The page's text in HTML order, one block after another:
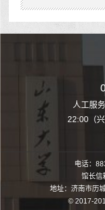
至周日8:00-
园校区图书馆
人工服
22:00（
电话：
馆长
地址：济南市历
© 2017-